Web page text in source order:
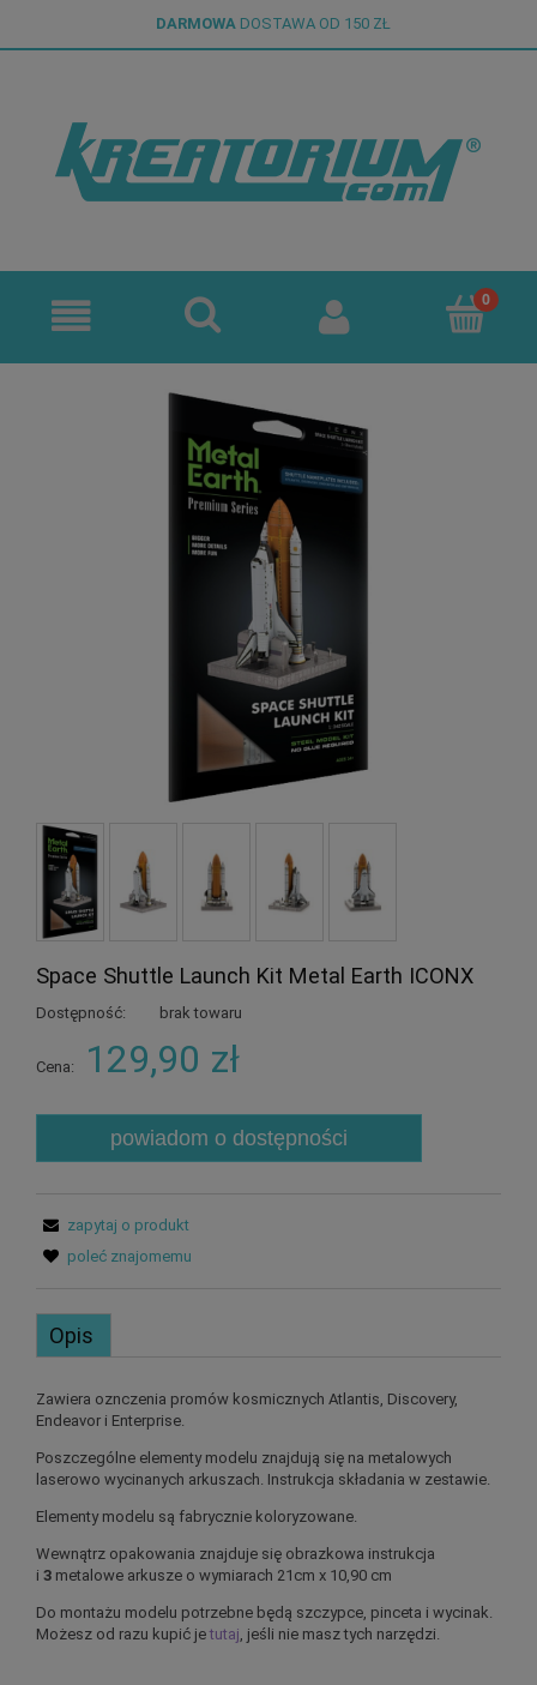
DARMOWA DOSTAWA OD 150 ZŁ
Space Shuttle Launch Kit Metal Earth ICONX
Dostępność: brak towaru
Cena: 129,90 zł
powiadom o dostępności
zapytaj o produkt
poleć znajomemu
Opis
Zawiera oznczenia promów kosmicznych Atlantis, Discovery,
Endeavor i Enterprise.
Poszczególne elementy modelu znajdują się na metalowych
laserowo wycinanych arkuszach. Instrukcja składania w zestawie.
Elementy modelu są fabrycznie koloryzowane.
Wewnątrz opakowania znajduje się obrazkowa instrukcja
i 3 metalowe arkusze o wymiarach 21cm x 10,90 cm
Do montażu modelu potrzebne będą szczypce, pinceta i wycinak.
Możesz od razu kupić jetutaj , jeśli nie masz tych narzędzi.